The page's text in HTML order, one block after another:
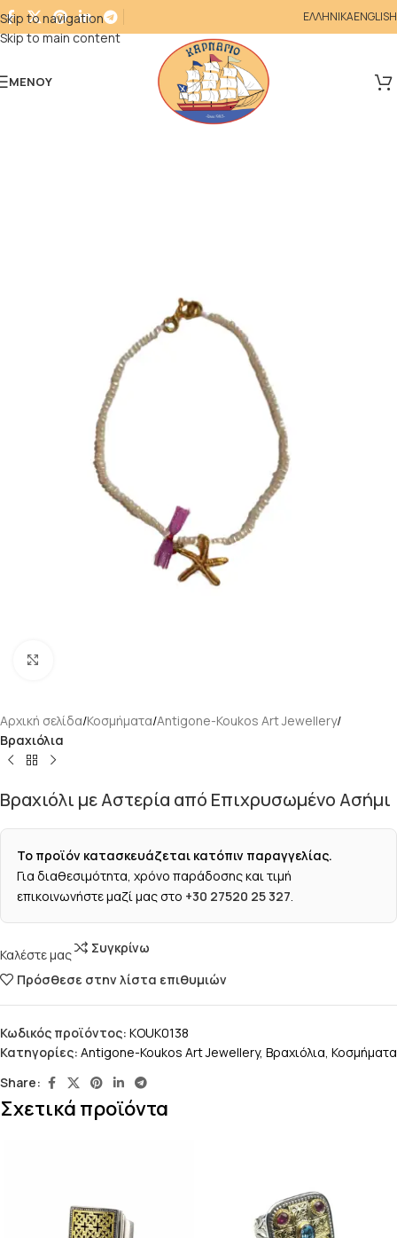
Skip to navigation
Skip to main content
ΕΛΛΗΝΙΚΑENGLISH
ΜΕΝΟΎ
Αρχική σελίδα Κοσμήματα Antigone-Koukos Art Jewellery
Βραχιόλια
Βραχιόλι με Αστερία από Επιχρυσωμένο Ασήμι
Το προϊόν κατασκευάζεται κατόπιν παραγγελίας.
Για διαθεσιμότητα, χρόνο παράδοσης και τιμή
επικοινωνήστε μαζί μας στο +30 27520 25 327
Καλέστε μας
Συγκρίνω
Πρόσθεσε στην λίστα επιθυμιών
Κωδικός προϊόντος: KOUK0138
Κατηγορίες: Antigone-Koukos Art Jewellery, Βραχιόλια Κοσμήματα
Share:
Σχετικά προϊόντα